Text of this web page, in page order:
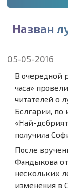
Назван л
05-05-2016
В очередной
часа»
читателей о
Болгарии, по
«Най-
получила
После
Фандыкова
нескольких
изменения в